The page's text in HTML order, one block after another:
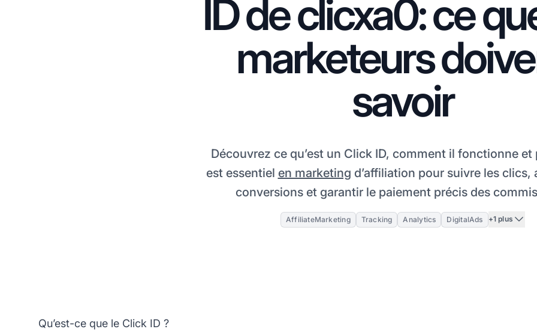
ID de clicxa0: ce
marketeurs
savoir
Découvrez ce qu’est un Click ID, comment il fonctionne
est essentiel en marketing d’affiliation pour suivre les clics,
conversions et garantir le paiement précis des
AffiliateMarketing Tracking Analytics DigitalAds +1 plus
Qu’est-ce que le Click ID ?